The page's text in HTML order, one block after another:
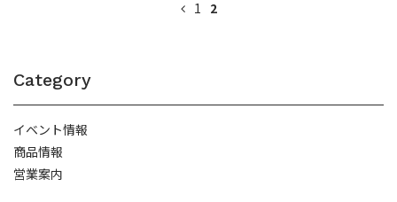
1 2
Category
イベント情報
商品情報
営業案内